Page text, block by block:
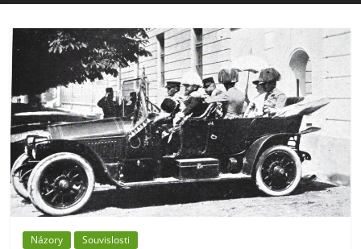
Názory Souvislosti